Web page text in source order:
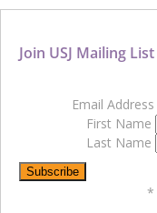
Join USJ Mailing List
Email Address
First Name
Last Name
*